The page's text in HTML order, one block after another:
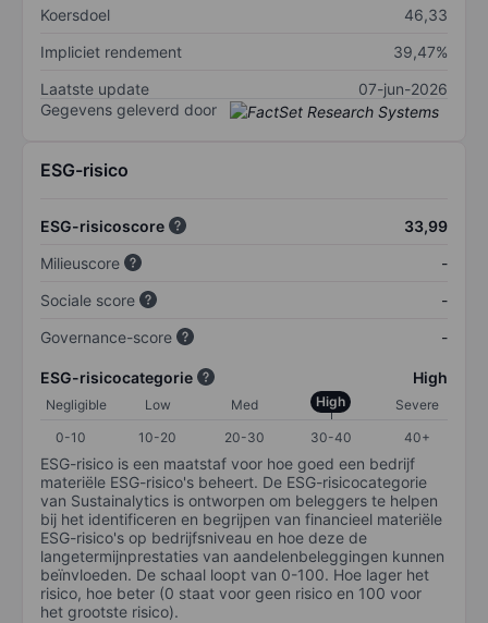
Koersdoel
46,33
Impliciet rendement
39,47%
Laatste update
07-jun-2026
Gegevens geleverd door
ESG-risico
ESG-risicoscore
33,99
Milieuscore
-
Sociale score
-
Governance-score
-
ESG-risicocategorie High
Negligible Low Med High
Severe
0-10
10-20 20-30 30-40 40+
ESG-risico is een maatstaf voor hoe goed een bedrijf
materiële ESG-risico's beheert. De ESG-risicocategorie
van Sustainalytics is ontworpen om beleggers te helpen
bij het identificeren en begrijpen van financieel materiële
ESG-risico's op bedrijfsniveau en hoe deze de
langetermijnprestaties van aandelenbeleggingen kunnen
beïnvloeden. De schaal loopt van 0-100. Hoe lager het
risico, hoe beter (0 staat voor geen risico en 100 voor
het grootste risico).